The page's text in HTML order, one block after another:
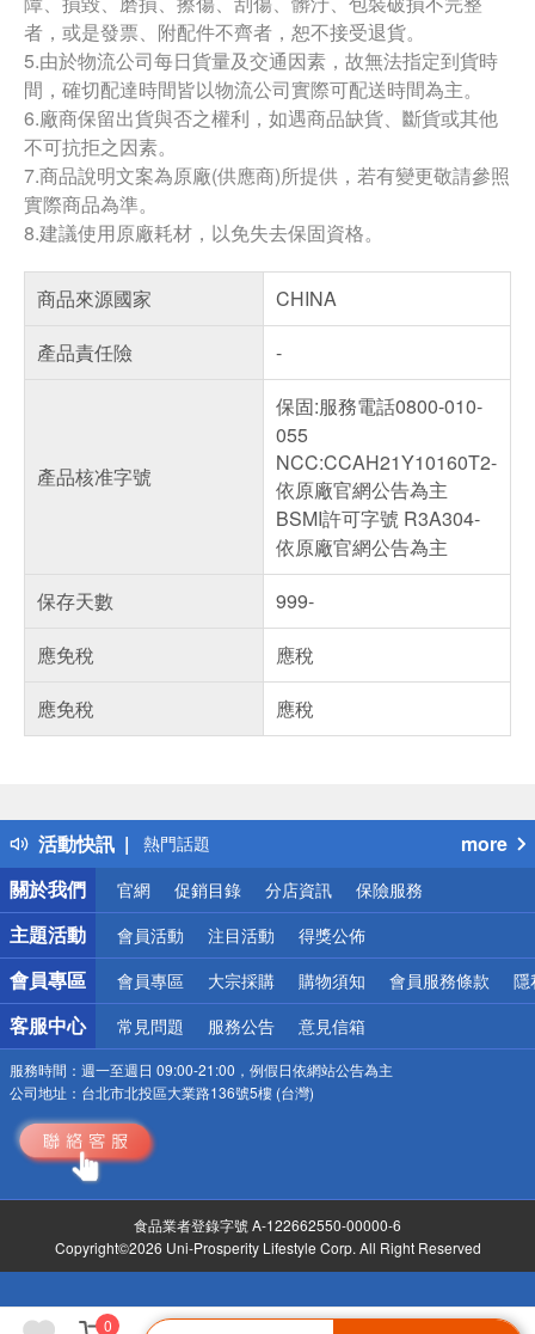
0
者，或是發票、附配件不齊者，恕不接受退貨。
5.由於物流公司每日貨量及交通因素，故無法指定到貨時
間，確切配達時間皆以物流公司實際可配送時間為主。
6.廠商保留出貨與否之權利，如遇商品缺貨、斷貨或其他
不可抗拒之因素。
7.商品說明文案為原廠(供應商)所提供，若有變更敬請參照
實際商品為準。
8.建議使用原廠耗材，以免失去保固資格。
商品來源國家
CHINA
產品責任險
-
產品核准字號
保固:服務電話0800-010-
055
NCC:CCAH21Y10160T2-
依原廠官網公告為主
BSMI許可字號 R3A304-
依原廠官網公告為主
保存天數
999-
應免稅
應稅
應免稅
應稅
活動快訊
得獎公告
熱門話題
銀行優惠
偏遠地區配送
詐騙網頁！請小心！
more
關於我們
官網 促銷目錄 分店資訊 保險服務
主題活動 會員活動 注目活動 得獎公佈
會員專區 會員專區 大宗採購 購物須知 會員服務條款 隱
客服中心 常見問題 服務公告 意見信箱
服務時間： 週一至週日 09:00-21:00，例假日依網站公告為主
公司地址： 台北市北投區大業路136號5樓 (台灣)
食品業者登錄字號 A-122662550-00000-6
Copyright©2026 Uni-Prosperity Lifestyle Corp. All Right Reserved